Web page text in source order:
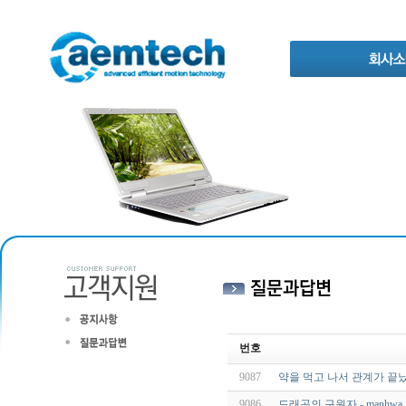
번호
9087 약을 먹고 나서 관계가 끝